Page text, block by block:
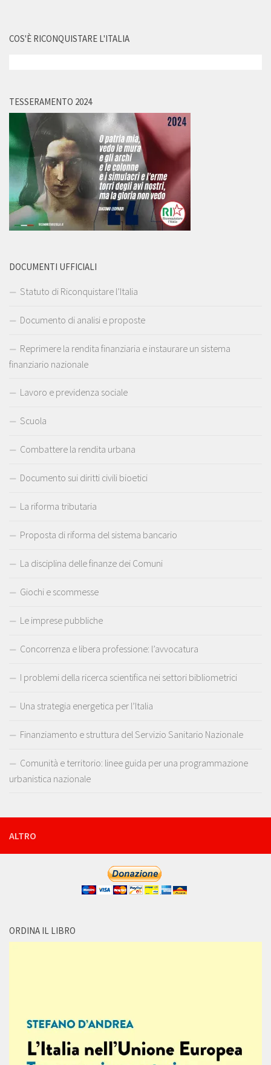
COS'È RICONQUISTARE L'ITALIA
TESSERAMENTO 2024
DOCUMENTI UFFICIALI
Statuto di Riconquistare l’Italia
Documento di analisi e proposte
Reprimere la rendita finanziaria e instaurare un sistema
finanziario nazionale
Lavoro e previdenza sociale
Scuola
Combattere la rendita urbana
Documento sui diritti civili bioetici
La riforma tributaria
Proposta di riforma del sistema bancario
La disciplina delle finanze dei Comuni
Giochi e scommesse
Le imprese pubbliche
Concorrenza e libera professione: l’avvocatura
I problemi della ricerca scientifica nei settori bibliometrici
Una strategia energetica per l’Italia
Finanziamento e struttura del Servizio Sanitario Nazionale
Comunità e territorio: linee guida per una programmazione
urbanistica nazionale
ALTRO
ORDINA IL LIBRO